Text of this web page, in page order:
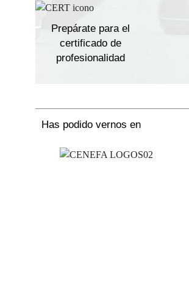
Prepárate para el
certificado de
profesionalidad
Has podido vernos en